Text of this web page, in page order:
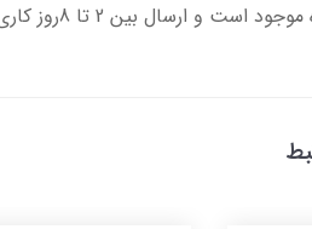
کاری زمان می برد و هزینه ارسال به عهده مشتری محترم می باشد.